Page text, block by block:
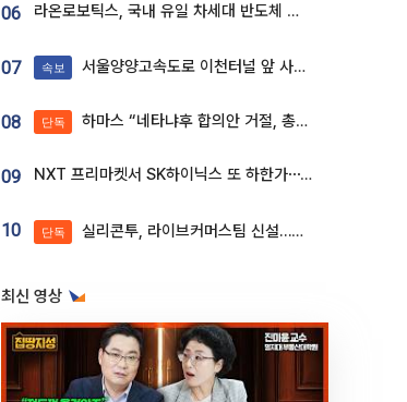
06 라온로보틱스, 국내 유일 차세대 반도체 공정 로봇 개발 ‘고객사 테스트 진행’
07 속보 서울양양고속도로 이천터널 앞 사고 발생
08 단독 하마스 “네타냐후 합의안 거절, 총선 앞두고 시간 끌기”
09 NXT 프리마켓서 SK하이닉스 또 하한가⋯‘11주 거래’에 시초가 왜곡
10 단독 실리콘투, 라이브커머스팀 신설…K뷰티 ‘글로벌 판매망’ 확대[K뷰티 라방戰]
최신 영상